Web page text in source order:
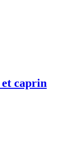
et caprin